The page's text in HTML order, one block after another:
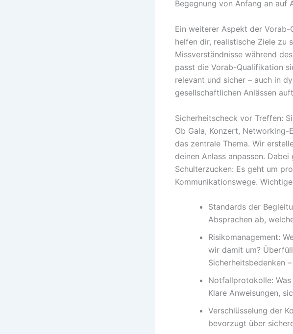
Begegnung von Anfang an auf
Ein weiterer Aspekt der
helfen dir, realistische Ziele zu
Missverständnisse während
passt die Vorab-Qualifikation
relevant und sicher – auch in
gesellschaftlichen Anlässen
Sicherheitscheck vor Treffen:
Ob Gala, Konzert, Networking-
das zentrale Thema. Wir
deinen Anlass anpassen.
Schulterzucken: Es geht um
Kommunikationswege.
Standards der
Absprachen ab,
Risikomanagement:
wir damit um?
Sicherheitsbedenken
Notfallprotokolle:
Klare Anweisungen,
Verschlüsselung der
bevorzugt über